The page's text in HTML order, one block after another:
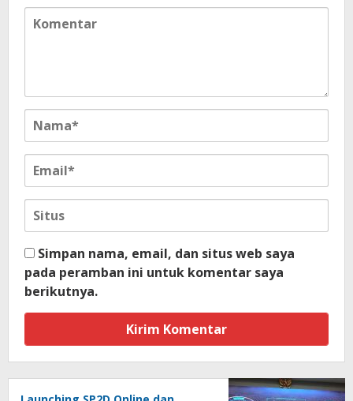
Simpan nama, email, dan situs web saya
pada peramban ini untuk komentar saya
berikutnya.